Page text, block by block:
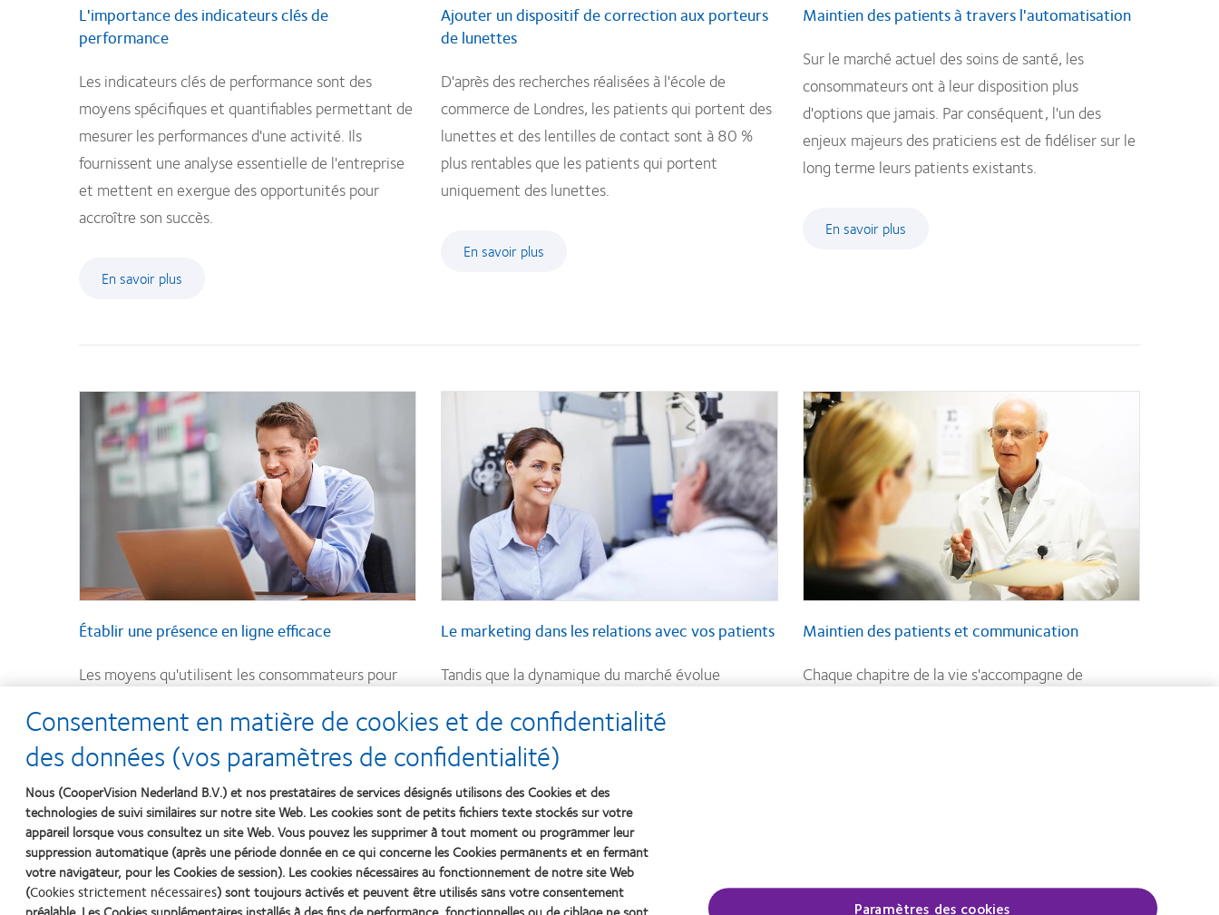
L'importance des indicateurs clés de
performance
Les indicateurs clés de performance sont des
moyens spécifiques et quantifiables permettant de
mesurer les performances d'une activité. Ils
fournissent une analyse essentielle de l'entreprise
et mettent en exergue des opportunités pour
accroître son succès.
En savoir plus
Ajouter un dispositif de correction aux porteurs
de lunettes
D'après des recherches réalisées à l'école de
commerce de Londres, les patients qui portent des
lunettes et des lentilles de contact sont à 80 %
plus rentables que les patients qui portent
uniquement des lunettes.
En savoir plus
Maintien des patients à travers l'automatisation
Sur le marché actuel des soins de santé, les
consommateurs ont à leur disposition plus
d'options que jamais. Par conséquent, l'un des
enjeux majeurs des praticiens est de fidéliser sur le
long terme leurs patients existants.
En savoir plus
Établir une présence en ligne efficace
Les moyens qu'utilisent les consommateurs pour
énormément changé au cours des dix dernières
années. Internet est désormais la ressource numéro
1 pour les questions liées à la santé . Un tiers des
consommateurs américains indique se tourner vers
les médias sociaux et faire confiance aux
informations publiées sur la santé, les symptômes
et les médecins.2
Le marketing dans les relations avec vos patients
Tandis que la dynamique du marché évolue
doivent réinventer leur activité et tenir deux rôles
à la fois : celui de prestataire de soins oculaires et
celui d'entrepreneur.
En savoir plus
Maintien des patients et communication
Chaque chapitre de la vie s'accompagne de
Consentement en matière de cookies et de confidentialité
des données (vos paramètres de confidentialité)
Nous (CooperVision Nederland B.V.) et nos prestataires de services désignés utilisons des Cookies et des
technologies de suivi similaires sur notre site Web. Les cookies sont de petits fichiers texte stockés sur votre
appareil lorsque vous consultez un site Web. Vous pouvez les supprimer à tout moment ou programmer leur
suppression automatique (après une période donnée en ce qui concerne les Cookies permanents et en fermant
votre navigateur, pour les Cookies de session). Les cookies nécessaires au fonctionnement de notre site Web
(Cookies strictement nécessaires) sont toujours activés et peuvent être utilisés sans votre consentement
Paramètres des cookies